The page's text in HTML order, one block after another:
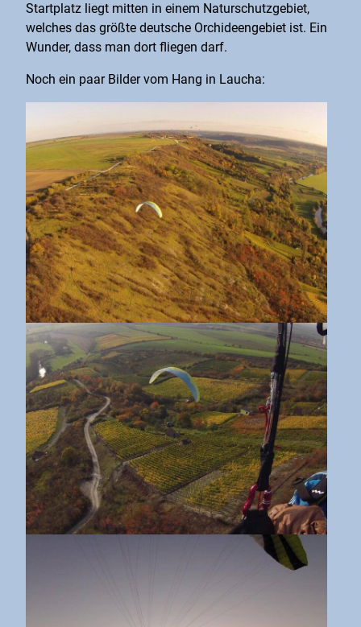
Startplatz liegt mitten in einem Naturschutzgebiet,
welches das größte deutsche Orchideengebiet ist. Ein
Wunder, dass man dort fliegen darf.
Noch ein paar Bilder vom Hang in Laucha: